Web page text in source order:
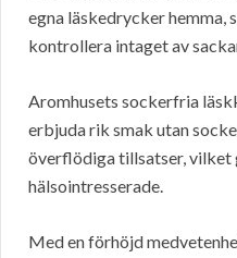
egna läskedrycker hemma,
kontrollera intaget av
Aromhusets sockerfria
erbjuda rik smak utan
överflödiga tillsatser, vilket
hälsointresserade.
Med en förhöjd